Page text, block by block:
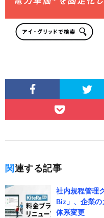
関連する記事
社内規程管理
Biz」、企業
体系変更